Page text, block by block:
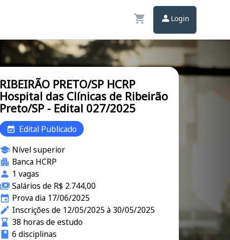
Login
RIBEIRÃO PRETO/SP HCRP
Hospital das Clínicas de Ribeirão
Preto/SP - Edital 027/2025
Edital Publicado
Nível superior
Banca HCRP
1 vagas
Salários de R$ 2.744,00
Prova dia 17/06/2025
Inscrições de 12/05/2025 à 30/05/2025
38 horas de estudo
6 disciplinas